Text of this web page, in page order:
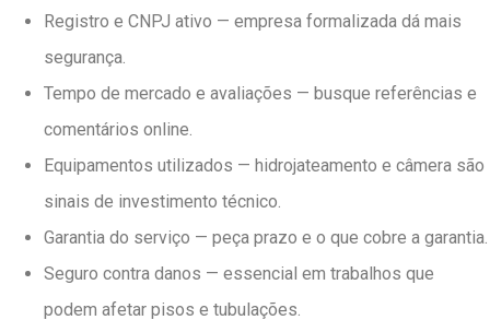
Registro e CNPJ ativo — empresa formalizada dá mais
segurança.
Tempo de mercado e avaliações — busque referências e
comentários online.
Equipamentos utilizados — hidrojateamento e câmera são
sinais de investimento técnico.
Garantia do serviço — peça prazo e o que cobre a garantia.
Seguro contra danos — essencial em trabalhos que
podem afetar pisos e tubulações.